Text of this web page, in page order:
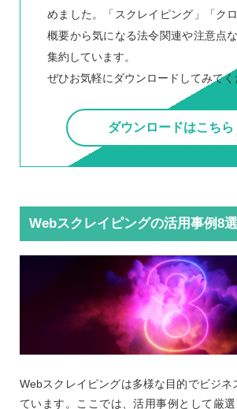
めました。「スクレイピング」「ク
概要から気になる法令関連や注意点
集約しています。
ぜひお気軽にダウンロードしてみてく
ダウンロードはこちら
Webスクレイピングの活用事例8選
Webスクレイピングは多様な目的でビジネ
ています。ここでは、活用事例として厳